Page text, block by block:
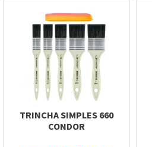
TRINCHA SIMPLES 660
CONDOR